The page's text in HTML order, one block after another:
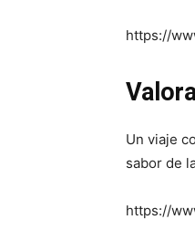
https://
Un viaje
sabor de
https://